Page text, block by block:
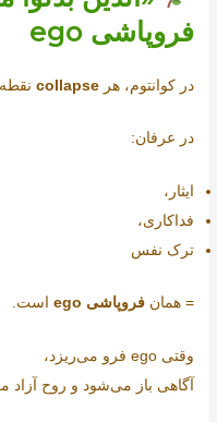
فروپاشی ego
در کوانتوم، هرcollapse
در عرفان:
ایثار،
فداکاری،
ترک نفس
= همانفروپاشی ego است.
وقتی ego فرو می‌ریزد،
آگاهی باز می‌شود و روح آزاد